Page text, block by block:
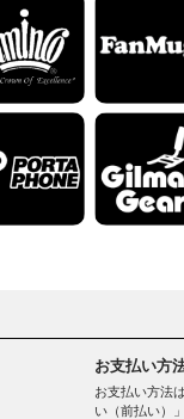
お支払い方
お支払い方法
い（前払い）